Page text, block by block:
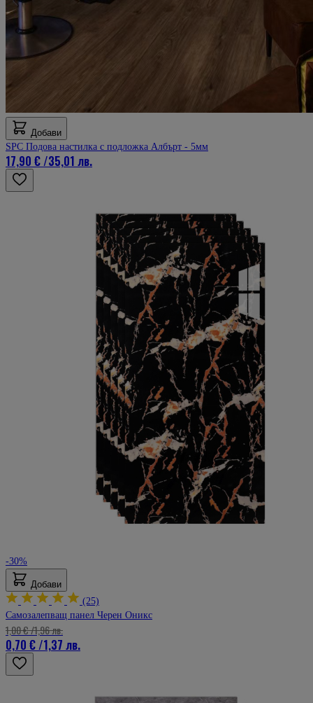
Добави
SPC Подова настилка с подложка Албърт - 5мм
17,90 €/35,01 лв.
-30%
Добави
(25)
Самозалепващ панел Черен Оникс
0,70 €/1,37 лв.
1,00 €/1,96 лв.